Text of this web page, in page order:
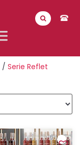
/ Serie Reflet